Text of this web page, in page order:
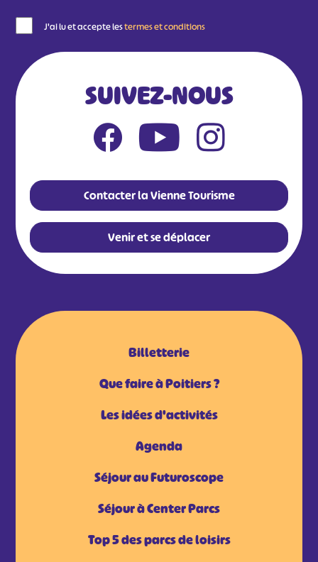
J'ai lu et accepte lestermes et conditions
SUIVEZ-NOUS
Contacter la Vienne Tourisme
Venir et se déplacer
Billetterie
Que faire à Poitiers ?
Les idées d'activités
Agenda
Séjour au Futuroscope
Séjour à Center Parcs
Top 5 des parcs de loisirs